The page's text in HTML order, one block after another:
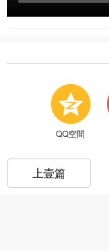
QQ空間
上壹篇